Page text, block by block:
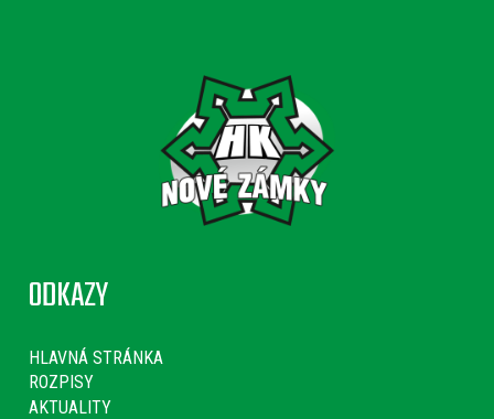
ODKAZY
HLAVNÁ STRÁNKA
ROZPISY
AKTUALITY